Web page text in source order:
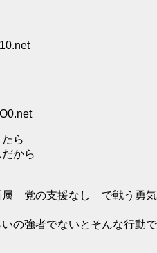
ら
から
属 党の支援なし で戦う勇気
の強者でないとそんな行動で